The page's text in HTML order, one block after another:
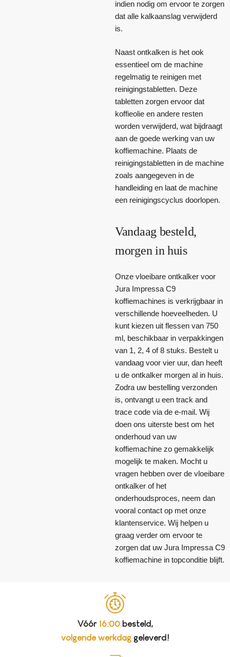
indien nodig om ervoor te zorgen
dat alle kalkaanslag verwijderd
is.
Naast ontkalken is het ook
essentieel om de machine
regelmatig te reinigen met
reinigingstabletten. Deze
tabletten zorgen ervoor dat
koffieolie en andere resten
worden verwijderd, wat bijdraagt
aan de goede werking van uw
koffiemachine. Plaats de
reinigingstabletten in de machine
zoals aangegeven in de
handleiding en laat de machine
een reinigingscyclus doorlopen.
Vandaag besteld,
morgen in huis
Onze vloeibare ontkalker voor
Jura Impressa C9
koffiemachines is verkrijgbaar in
verschillende hoeveelheden. U
kunt kiezen uit flessen van 750
ml, beschikbaar in verpakkingen
van 1, 2, 4 of 8 stuks. Bestelt u
vandaag voor vier uur, dan heeft
u de ontkalker morgen al in huis.
Zodra uw bestelling verzonden
is, ontvangt u een track and
trace code via de e-mail. Wij
doen ons uiterste best om het
onderhoud van uw
koffiemachine zo gemakkelijk
mogelijk te maken. Mocht u
vragen hebben over de vloeibare
ontkalker of het
onderhoudsproces, neem dan
vooral contact op met onze
klantenservice. Wij helpen u
graag verder om ervoor te
zorgen dat uw Jura Impressa C9
koffiemachine in topconditie blijft.
Vóór 16:00besteld,
volgende werkdaggeleverd!